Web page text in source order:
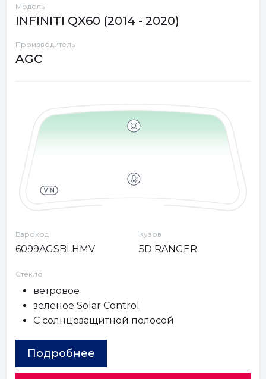
Модель
INFINITI QX60 (2014 - 2020)
Производитель
AGC
Еврокод
6099AGSBLHMV
Кузов
5D RANGER
Стекло
ветровое
зеленое Solar Control
С солнцезащитной полосой
Подробнее